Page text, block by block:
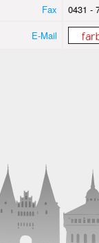
Fax
0431 -
E-Mail